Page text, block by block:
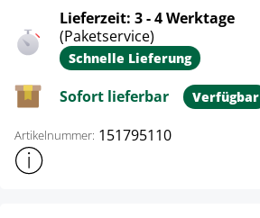
Lieferzeit: 3 - 4 Werktage
(Paketservice)
Schnelle Lieferung
Sofort lieferbar Verfügbar
Artikelnummer: 151795110
Weitere Produktinformationen anzeigen